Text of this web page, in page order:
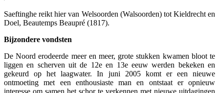
Saeftinghe reikt hier van Welsoorden (Walsoorden) tot Kieldrecht en
Doel, Beautemps Beaupré (1817).
Bijzondere vondsten
De Noord erodeerde meer en meer, grote stukken kwamen bloot te
liggen en scherven uit de 12e en 13e eeuw werden bekeken en
gekeurd op het laagwater. In juni 2005 komt er een nieuwe
ontmoeting met een enthousiaste man en ontstaat er opnieuw